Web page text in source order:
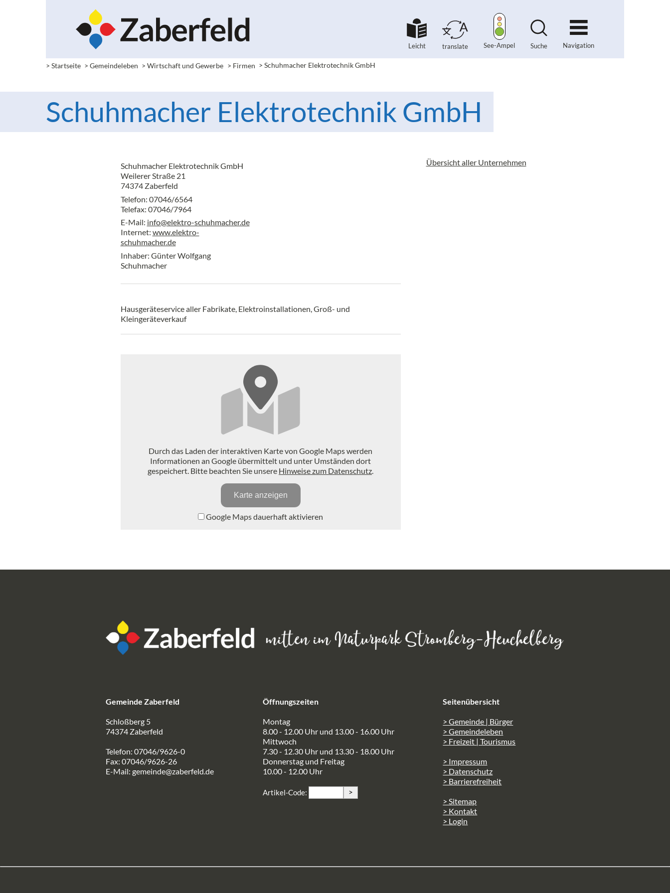
Leicht translate See-Ampel Suche Navigation
> Startseite > Gemeindeleben > Wirtschaft und Gewerbe > Firmen > Schuhmacher Elektrotechnik GmbH
Schuhmacher Elektrotechnik GmbH
Schuhmacher Elektrotechnik GmbH
Weilerer Straße 21
74374 Zaberfeld
Telefon: 07046/6564
Telefax: 07046/7964
E-Mail: info@elektro-schuhmacher.de
Internet: www.elektro-
schuhmacher.de
Inhaber: Günter Wolfgang
Schuhmacher
Hausgeräteservice aller Fabrikate, Elektroinstallationen, Groß- und
Kleingeräteverkauf
Durch das Laden der interaktiven Karte von Google Maps werden
Informationen an Google übermittelt und unter Umständen dort
gespeichert. Bitte beachten Sie unsere Hinweise zum Datenschutz.
Karte anzeigen
Google Maps dauerhaft aktivieren
Übersicht aller Unternehmen
Gemeinde Zaberfeld
Schloßberg 5
74374 Zaberfeld
Telefon: 07046/9626-0
Fax: 07046/9626-26
E-Mail: gemeinde@zaberfeld.de
Öffnungszeiten
Montag
8.00 - 12.00 Uhr und 13.00 - 16.00 Uhr
Mittwoch
7.30 - 12.30 Uhr und 13.30 - 18.00 Uhr
Donnerstag und Freitag
10.00 - 12.00 Uhr
Artikel-Code: >
Seitenübersicht
> Gemeinde | Bürger
> Gemeindeleben
> Freizeit | Tourismus
> Impressum
> Datenschutz
> Barrierefreiheit
> Sitemap
> Kontakt
> Login